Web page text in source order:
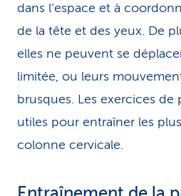
dans l’espace et à
de la tête et des yeux. De
elles ne peuvent se
limitée, ou leurs
brusques. Les exercices
utiles pour entraîner les
colonne cervicale.